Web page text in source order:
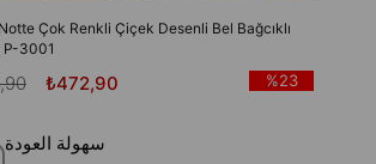
Çok Renkli Çiçek Desenli Bel Bağcıklı
P-3001
₺472,90 %23
سهولة العودة